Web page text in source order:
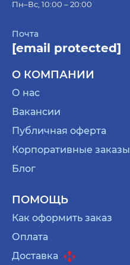
Пн–Вс, 10:00 – 20:00
Почта
[email protected]
О КОМПАНИИ
О нас
Вакансии
Публичная оферта
Корпоративные заказы
Блог
ПОМОЩЬ
Как оформить заказ
Оплата
Доставка